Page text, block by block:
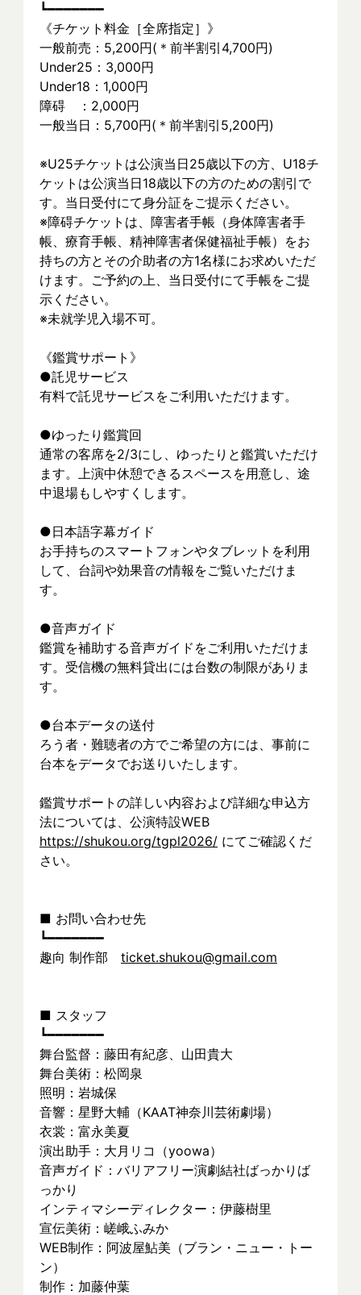
┗━━━━━━━
《チケット料金［全席指定］》
一般前売：5,200円(＊前半割引4,700円)
Under25：3,000円
Under18：1,000円
障碍　：2,000円
一般当日：5,700円(＊前半割引5,200円)
※U25チケットは公演当日25歳以下の方、U18チ
ケットは公演当日18歳以下の方のための割引で
す。当日受付にて身分証をご提示ください。
※障碍チケットは、障害者手帳（身体障害者手
帳、療育手帳、精神障害者保健福祉手帳）をお
持ちの方とその介助者の方1名様にお求めいただ
けます。ご予約の上、当日受付にて手帳をご提
示ください。
※未就学児入場不可。
《鑑賞サポート》
●託児サービス
有料で託児サービスをご利用いただけます。
●ゆったり鑑賞回
通常の客席を2/3にし、ゆったりと鑑賞いただけ
ます。上演中休憩できるスペースを用意し、途
中退場もしやすくします。
●日本語字幕ガイド
お手持ちのスマートフォンやタブレットを利用
して、台詞や効果音の情報をご覧いただけま
す。
●音声ガイド
鑑賞を補助する音声ガイドをご利用いただけま
す。受信機の無料貸出には台数の制限がありま
す。
●台本データの送付
ろう者・難聴者の方でご希望の方には、事前に
台本をデータでお送りいたします。
鑑賞サポートの詳しい内容および詳細な申込方
https://shukou.org/tgpl2026/ にてご確認くだ
さい。
■ お問い合わせ先
┗━━━━━━━
趣向 制作部 ticket.shukou@gmail.com
■ スタッフ
┗━━━━━━━
舞台監督：藤田有紀彦、山田貴大
舞台美術：松岡泉
照明：岩城保
音響：星野大輔（KAAT神奈川芸術劇場）
衣裳：富永美夏
演出助手：大月リコ（yoowa）
音声ガイド：バリアフリー演劇結社ばっかりば
っかり
インティマシーディレクター：伊藤樹里
宣伝美術：嵯峨ふみか
WEB制作：阿波屋鮎美（ブラン・ニュー・トー
ン）
制作：加藤仲葉